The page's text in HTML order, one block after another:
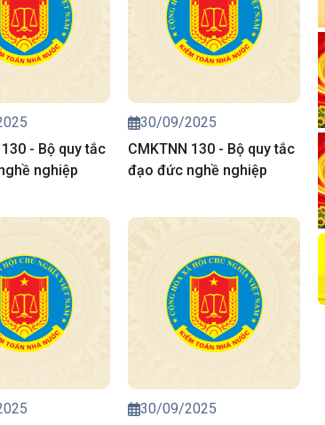
- Bộ quy tắc
nghiệp
30/09/2025
CMKTNN 130 - Bộ quy tắc
đạo đức nghề nghiệp
30/09/2025